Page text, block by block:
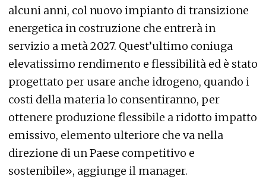
alcuni anni, col nuovo impianto di transizione
energetica in costruzione che entrerà in
servizio a metà 2027. Quest’ultimo coniuga
elevatissimo rendimento e flessibilità ed è stato
progettato per usare anche idrogeno, quando i
costi della materia lo consentiranno, per
ottenere produzione flessibile a ridotto impatto
emissivo, elemento ulteriore che va nella
direzione di un Paese competitivo e
sostenibile», aggiunge il manager.